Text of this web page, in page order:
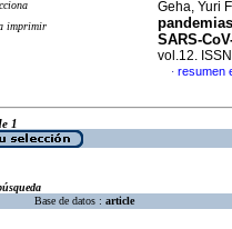
imprimir
Geha, Yuri
SARS-
vol.12.
· resumen
1
Base de datos : article